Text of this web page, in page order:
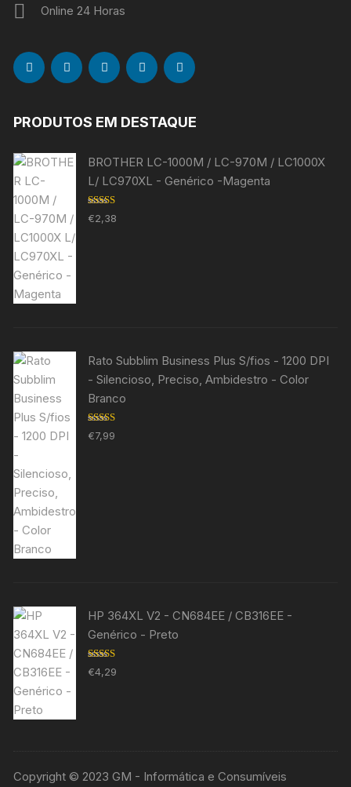
Online 24 Horas
PRODUTOS EM DESTAQUE
BROTHER LC-1000M / LC-970M / LC1000X
L/ LC970XL - Genérico -Magenta
Avaliação
5.00de 5
€2,38
Rato Subblim Business Plus S/fios - 1200 DPI
- Silencioso, Preciso, Ambidestro - Color
Branco
Avaliação
5.00de 5
€7,99
HP 364XL V2 - CN684EE / CB316EE -
Genérico - Preto
Avaliação
5.00de 5
€4,29
Copyright © 2023 GM - Informática e Consumíveis